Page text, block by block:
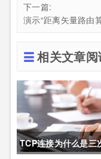
下一篇:
演示“距离矢量路由
相关文章
TCP连接为什么是三